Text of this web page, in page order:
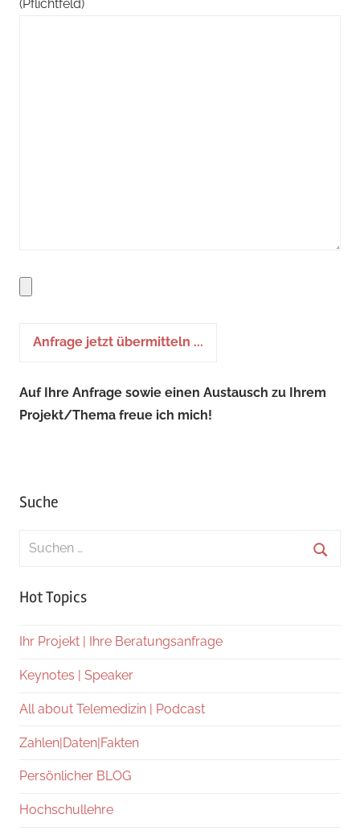
(Pflichtfeld)
Auf Ihre Anfrage sowie einen Austausch zu Ihrem
Projekt/Thema freue ich mich!
Suche
Suchen
Hot Topics
Ihr Projekt | Ihre Beratungsanfrage
Keynotes | Speaker
All about Telemedizin | Podcast
Zahlen|Daten|Fakten
Persönlicher BLOG
Hochschullehre